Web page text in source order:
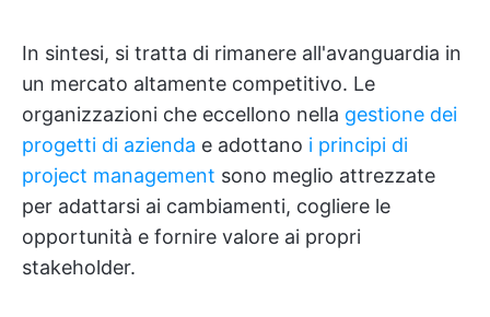
In sintesi, si tratta di rimanere all'avanguardia in
un mercato altamente competitivo. Le
organizzazioni che eccellono nella gestione dei
progetti di azienda e adottano i principi di
project management sono meglio attrezzate
per adattarsi ai cambiamenti, cogliere le
opportunità e fornire valore ai propri
stakeholder.